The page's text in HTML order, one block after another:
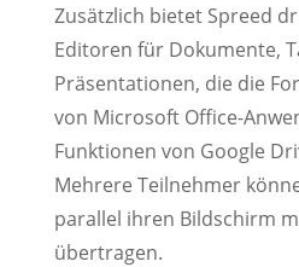
Zusätzlich bietet Spreed
Editoren für Dokumente,
Präsentationen, die die
von Microsoft Office-
Funktionen von Google
Mehrere Teilnehmer
parallel ihren Bildschirm
übertragen.